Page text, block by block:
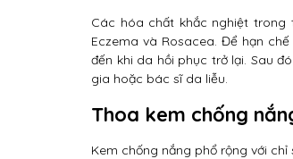
Các hóa chất khắc nghiệt
Eczema và Rosacea. Để hạn
đến khi da hồi phục trở lại. Sau
gia hoặc bác sĩ da liễu.
Thoa kem chống
Kem chống nắng phổ rộng với